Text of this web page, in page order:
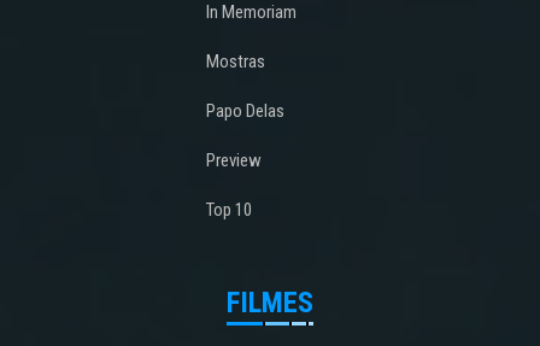
In Memoriam
Mostras
Papo Delas
Preview
Top 10
FILMES